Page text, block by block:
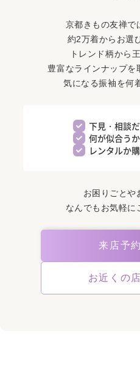
京都きもの友禅で
約2万着からお選
トレンド柄から
豊富なラインナップを
気になる振袖を何
下見・相談
何が似合う
レンタルか
お困りごとや
なんでもお気軽に
来店予
お近くの